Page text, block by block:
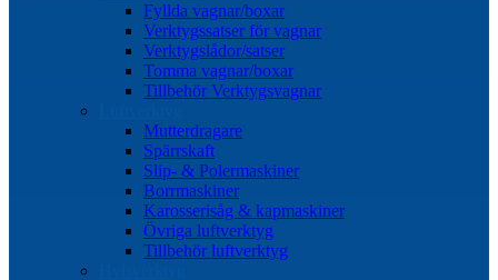
Fyllda vagnar/boxar
Verktygssatser för vagnar
Verktygslådor/satser
Tomma vagnar/boxar
Tillbehör Verktygsvagnar
Mutterdragare
Spärrskaft
Slip- & Polermaskiner
Borrmaskiner
Karosserisåg & kapmaskiner
Övriga luftverktyg
Tillbehör luftverktyg